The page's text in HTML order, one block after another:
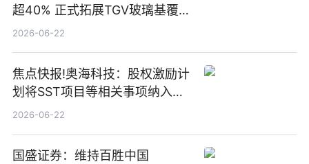
超40% 正式拓展TGV玻璃基覆铜
板新材料业务
2026-06-22
焦点快报!奥海科技：股权激励计
划将SST项目等相关事项纳入专
项业务发展考核指标
2026-06-22
国盛证券：维持百胜中国